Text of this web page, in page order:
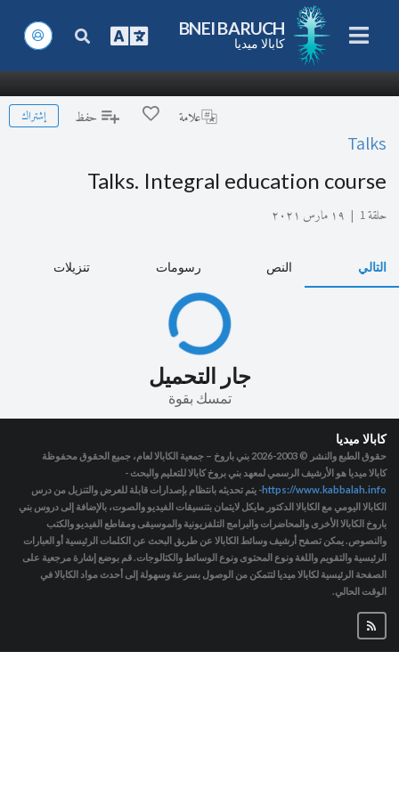
BNEI BARUCH
كابالا ميديا
علامة حفظ إشتراك
Talks
Talks. Integral education course
حلقة 1 | ١٩ مارس ٢٠٢١
التالي النص رسومات تنزيلات
جار التحميل
تمسك بقوة
كابالا ميديا
حقوق الطبع والنشر © 2003-2026
بني باروخ – جمعية الكابالا لعام، جميع الحقوق محفوظة
كابالا ميديا هو الأرشيف الرسمي لمعهد بني بروخ كابالا للتعليم والبحث -
https://www.kabbalah.info- يتم تحديثه بانتظام بإصدارات قابلة للعرض والتنزيل من درس
الكابالا اليومي مع الكابالا الدكتور مايكل لايتمان بتنسيقات الفيديو والصوت، بالإضافة إلى دروس بني
باروخ الكابالا الأخرى والمحاضرات والبرامج التلفزيونية والموسيقى ومقاطع الفيديو والكتب
والنصوص. يمكن تصفح أرشيف وسائط الكابالا عن طريق البحث عن الكلمات الرئيسية أو العبارات
الرئيسية والتقويم واللغة ونوع المحتوى ونوع الوسائط والكتالوجات. قم بوضع إشارة مرجعية على
الصفحة الرئيسية لكابالا ميديا لتتمكن من الوصول بسرعة وسهولة إلى أحدث مواد الكابالا في
الوقت الحالي.